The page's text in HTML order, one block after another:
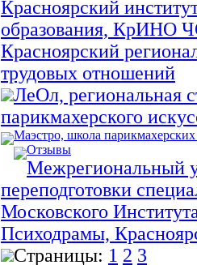
Красноярский
образования, КрИНО
Красноярский
трудовых отношений
ЛеОл, региональная
парикмахерского
Маэстро, школа парикмахерских
Отзывы
Межрегиональный
переподготовки
Московского
Психодрамы,
Страницы: 1 2 3